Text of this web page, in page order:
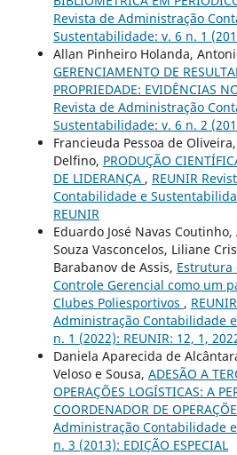
Revista de Administração
Sustentabilidade: v. 6 n. 1
Allan Pinheiro Holanda,
GERENCIAMENTO DE
PROPRIEDADE: EVIDÊNCIAS
Revista de Administração
Sustentabilidade: v. 6 n. 2
Francieuda Pessoa de
Delfino, PRODUÇÃO
DE LIDERANÇA , REUNIR
Contabilidade e
REUNIR
Eduardo José Navas
Souza Vasconcelos, Liliane
Barabanov de Assis, Estrutura
Controle Gerencial como um
Clubes Poliesportivos ,
Administração Contabilidade
n. 1 (2022): REUNIR: 12, 1,
Daniela Aparecida de
Veloso e Sousa, ADESÃO A
OPERAÇÕES LOGÍSTICAS: A
COORDENADOR DE
Administração Contabilidade
n. 3 (2013): EDIÇÃO ESPECIAL